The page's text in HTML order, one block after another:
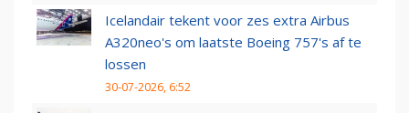
Icelandair tekent voor zes extra Airbus
A320neo's om laatste Boeing 757's af te
lossen
30-07-2026, 6:52